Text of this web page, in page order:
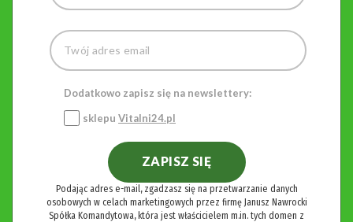
Dodatkowo zapisz się na newslettery:
sklepu Vitalni24.pl
ZAPISZ SIĘ
Podając adres e-mail, zgadzasz się na przetwarzanie danych
osobowych w celach marketingowych przez firmę Janusz Nawrocki
Spółka Komandytowa, która jest właścicielem m.in. tych domen z